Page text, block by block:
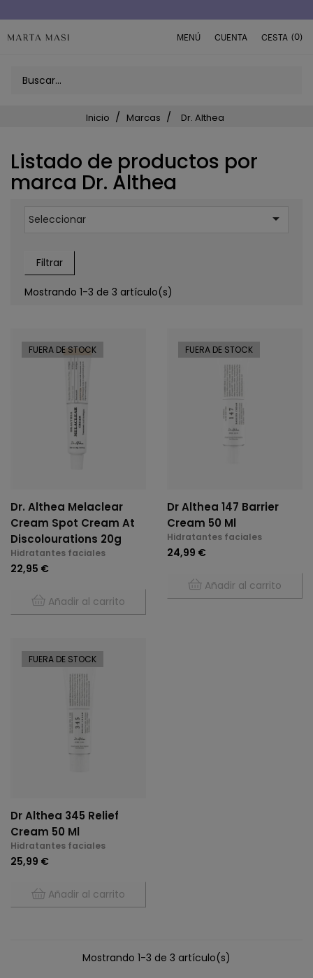
MENÚ CUENTA CESTA (0)
Inicio Marcas Dr. Althea
Listado de productos por
marca Dr. Althea
Seleccionar 
Filtrar
Mostrando 1-3 de 3 artículo(s)
FUERA DE STOCK
Dr. Althea Melaclear
Cream Spot Cream At
Discolourations 20g
Hidratantes faciales
22,95 €
Añadir al carrito
FUERA DE STOCK
Dr Althea 147 Barrier
Cream 50 Ml
Hidratantes faciales
24,99 €
Añadir al carrito
FUERA DE STOCK
Dr Althea 345 Relief
Cream 50 Ml
Hidratantes faciales
25,99 €
Añadir al carrito
Mostrando 1-3 de 3 artículo(s)